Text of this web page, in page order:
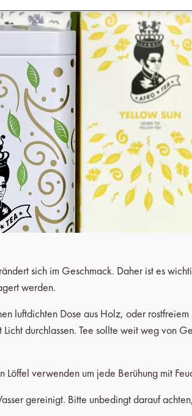
sich im Geschmack. Daher ist es
werden.
luftdichten Dose aus Holz, oder
durchlassen. Tee sollte weit weg von
verwenden um jede Berühung mit
gereinigt. Bitte unbedingt darauf